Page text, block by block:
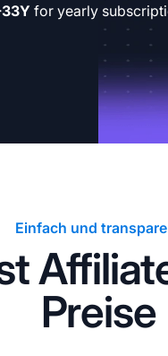
for yearly
Einfach und
Preise